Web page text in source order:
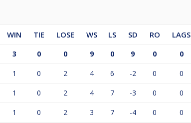
WIN TIE LOSE WS LS SD RO LAGS
3 0 0 9 0 9 0 0
1 0 2 4 6 -2 0 0
1 0 2 4 7 -3 0 0
1 0 2 3 7 -4 0 0